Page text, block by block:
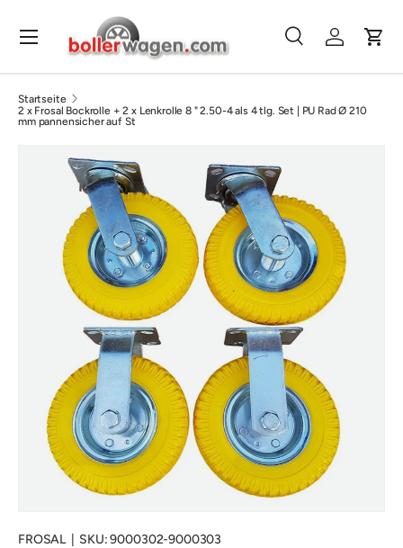
Direkt zum Inhalt
Suchen
SucheEinloggen
Menü
Startseite
2 x Frosal Bockrolle + 2 x Lenkrolle 8 " 2.50-4 als 4 tlg. Set | PU Rad Ø 210
mm pannensicher auf St
FROSAL| SKU: 9000302-9000303